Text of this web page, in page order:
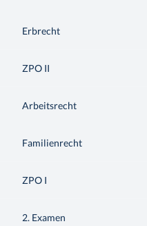
Erbrecht
ZPO II
Arbeitsrecht
Familienrecht
ZPO I
2. Examen